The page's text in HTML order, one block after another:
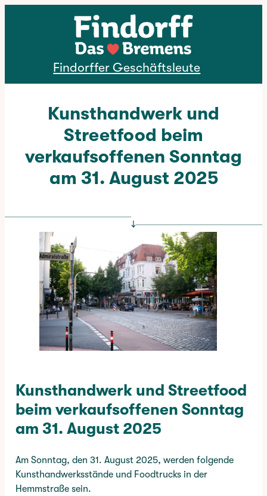
Direkt zum Inhalt
Findorffer Geschäftsleute
Kunsthandwerk und
Streetfood beim
verkaufsoffenen Sonntag
am 31. August 2025
↓
Kunsthandwerk und Streetfood
beim verkaufsoffenen Sonntag
am 31. August 2025
Am Sonntag, den 31. August 2025, werden folgende
Kunsthandwerksstände und Foodtrucks in der
Hemmstraße sein.